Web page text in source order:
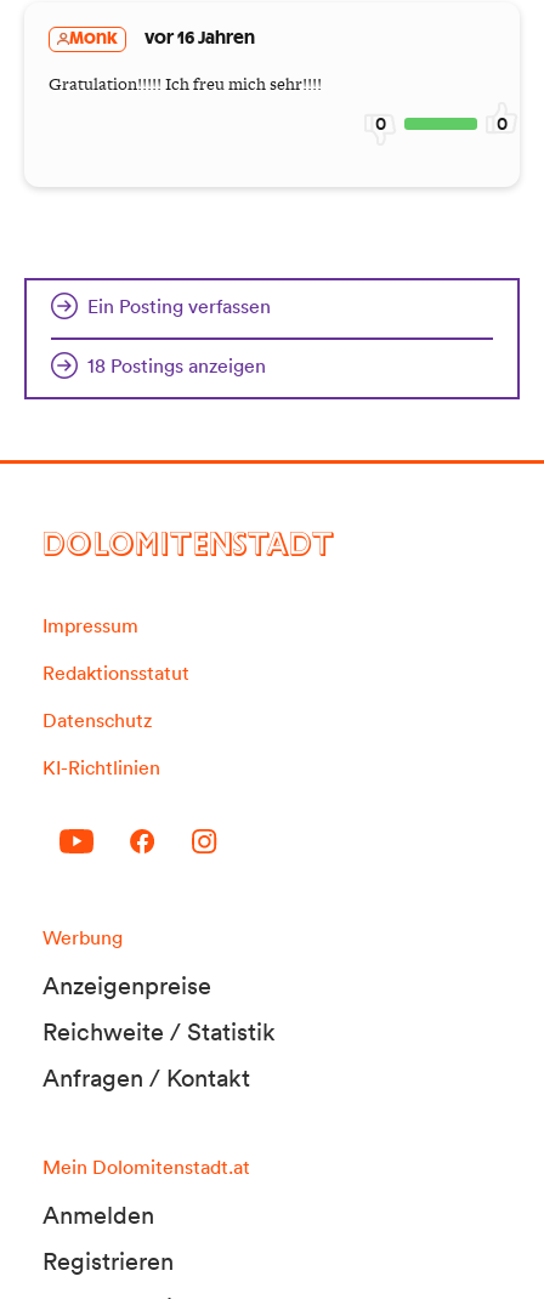
Monk vor 16 Jahren
Gratulation!!!!! Ich freu mich sehr!!!!
0 0
Ein Posting verfassen
18 Postings anzeigen
DOLOMITENSTADT
Impressum
Redaktionsstatut
Datenschutz
KI-Richtlinien
Werbung
Anzeigenpreise
Reichweite / Statistik
Anfragen / Kontakt
Mein Dolomitenstadt.at
Anmelden
Registrieren